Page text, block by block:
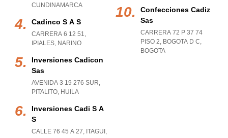
CUNDINAMARCA
Cadinco S A S
CARRERA 6 12 51,
IPIALES, NARINO
Inversiones Cadicon
Sas
AVENIDA 3 19 276 SUR,
PITALITO, HUILA
Inversiones Cadi S A
S
CALLE 76 45 A 27, ITAGUI ,
Confecciones Cadiz
Sas
CARRERA 72 P 37 74
PISO 2, BOGOTA D C,
BOGOTA